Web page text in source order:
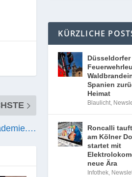
KÜRZLICHE
Düsseldorfer
Spanien
Heimat
Blaulicht,
Roncalli
am Kölner
startet mit
neue Ära
Infothek,